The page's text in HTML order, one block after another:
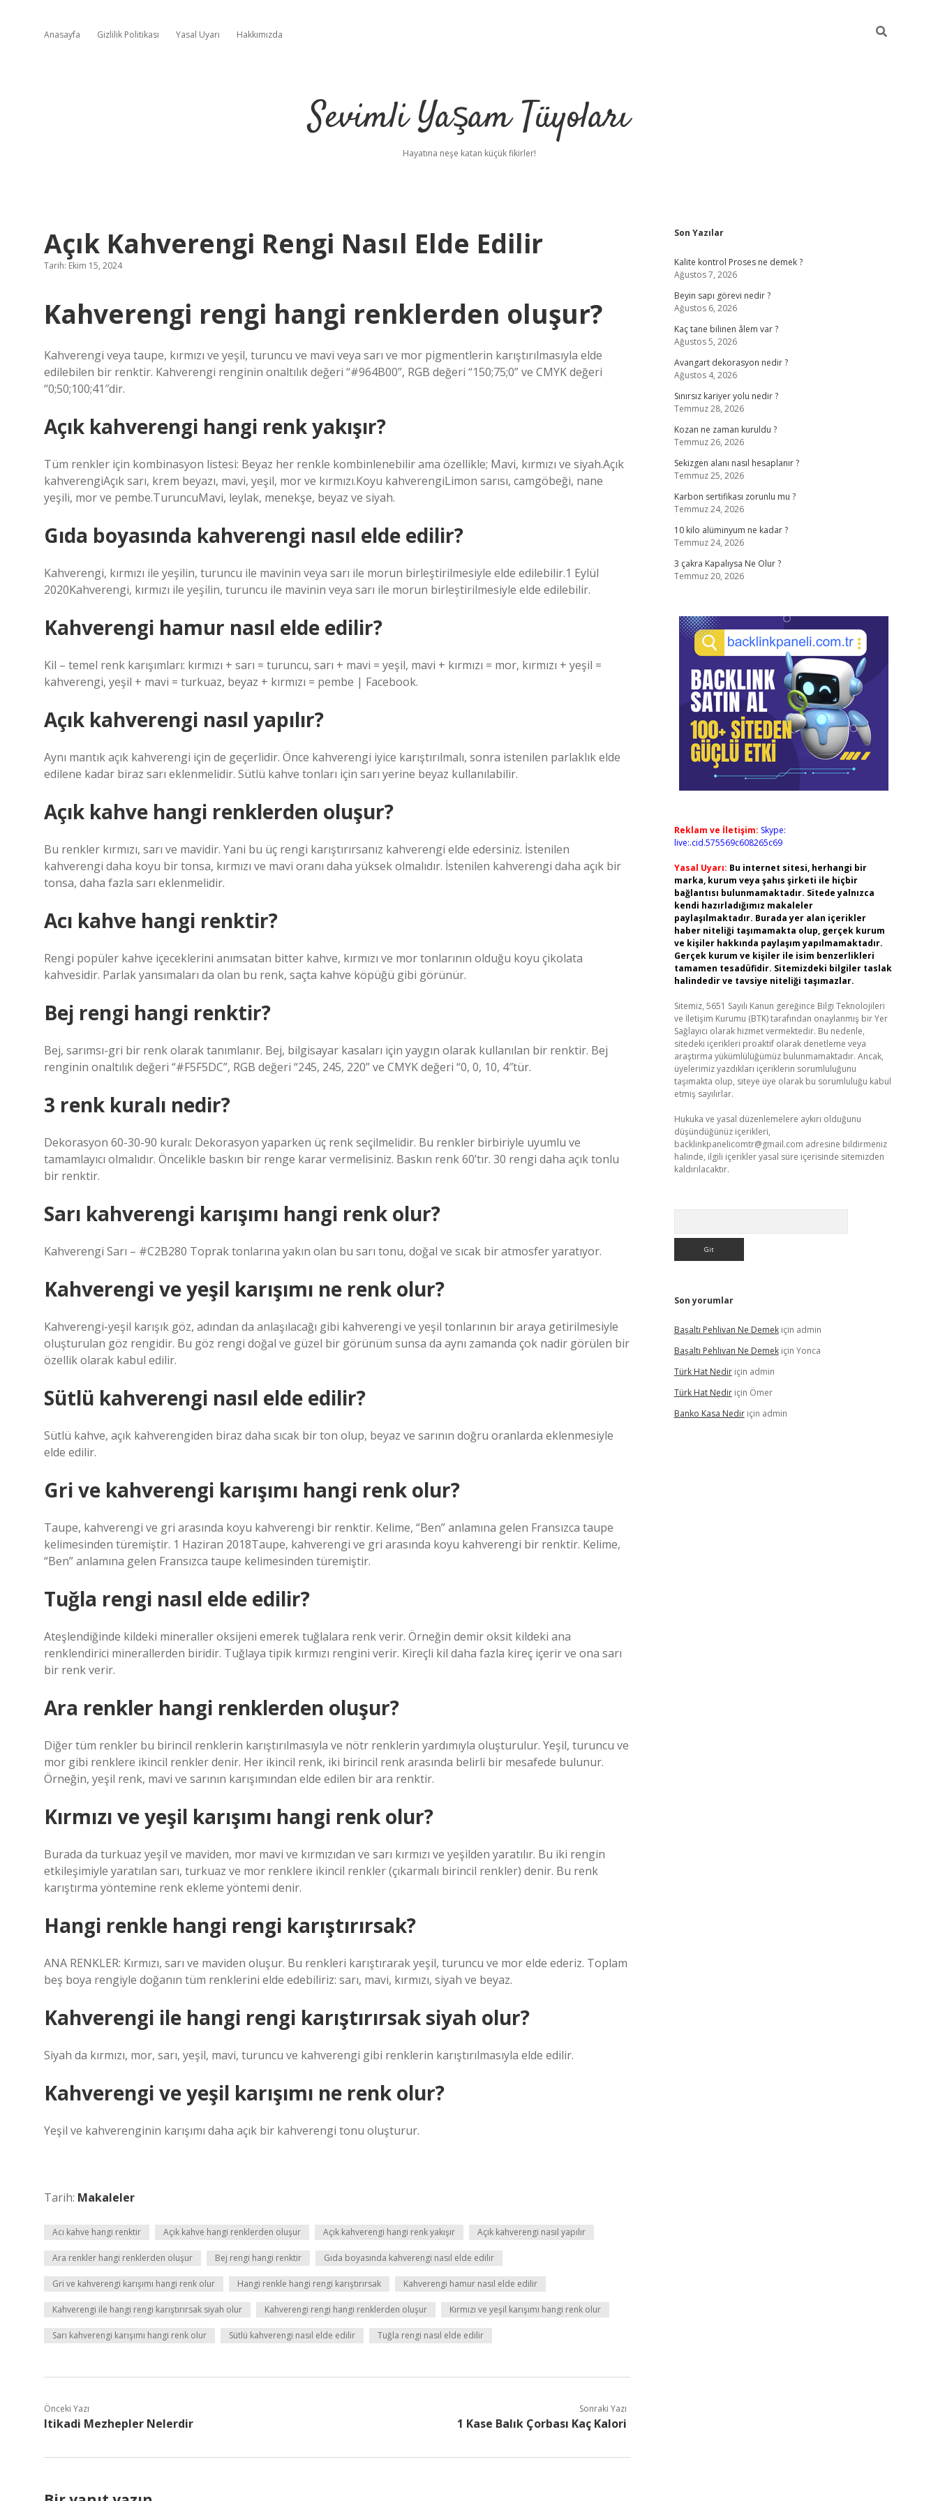
Anasayfa Gizlilik Politikası Yasal Uyarı Hakkımızda
Sevimli Yaşam Tüyoları
Hayatına neşe katan küçük fikirler!
Açık Kahverengi Rengi Nasıl Elde Edilir
Tarih: Ekim 15, 2024
Kahverengi rengi hangi renklerden oluşur?
Kahverengi veya taupe, kırmızı ve yeşil, turuncu ve mavi veya sarı ve mor pigmentlerin karıştırılmasıyla elde
edilebilen bir renktir. Kahverengi renginin onaltılık değeri “#964B00”, RGB değeri “150;75;0” ve CMYK değeri
“0;50;100;41″dir.
Açık kahverengi hangi renk yakışır?
Tüm renkler için kombinasyon listesi: Beyaz her renkle kombinlenebilir ama özellikle; Mavi, kırmızı ve siyah.Açık
kahverengiAçık sarı, krem ​​beyazı, mavi, yeşil, mor ve kırmızı.Koyu kahverengiLimon sarısı, camgöbeği, nane
yeşili, mor ve pembe.TuruncuMavi, leylak, menekşe, beyaz ve siyah.
Gıda boyasında kahverengi nasıl elde edilir?
Kahverengi, kırmızı ile yeşilin, turuncu ile mavinin veya sarı ile morun birleştirilmesiyle elde edilebilir.1 Eylül
2020Kahverengi, kırmızı ile yeşilin, turuncu ile mavinin veya sarı ile morun birleştirilmesiyle elde edilebilir.
Kahverengi hamur nasıl elde edilir?
Kil – temel renk karışımları: kırmızı + sarı = turuncu, sarı + mavi = yeşil, mavi + kırmızı = mor, kırmızı + yeşil =
kahverengi, yeşil + mavi = turkuaz, beyaz + kırmızı = pembe | Facebook.
Açık kahverengi nasıl yapılır?
Aynı mantık açık kahverengi için de geçerlidir. Önce kahverengi iyice karıştırılmalı, sonra istenilen parlaklık elde
edilene kadar biraz sarı eklenmelidir. Sütlü kahve tonları için sarı yerine beyaz kullanılabilir.
Açık kahve hangi renklerden oluşur?
Bu renkler kırmızı, sarı ve mavidir. Yani bu üç rengi karıştırırsanız kahverengi elde edersiniz. İstenilen
kahverengi daha koyu bir tonsa, kırmızı ve mavi oranı daha yüksek olmalıdır. İstenilen kahverengi daha açık bir
tonsa, daha fazla sarı eklenmelidir.
Acı kahve hangi renktir?
Rengi popüler kahve içeceklerini anımsatan bitter kahve, kırmızı ve mor tonlarının olduğu koyu çikolata
kahvesidir. Parlak yansımaları da olan bu renk, saçta kahve köpüğü gibi görünür.
Bej rengi hangi renktir?
Bej, sarımsı-gri bir renk olarak tanımlanır. Bej, bilgisayar kasaları için yaygın olarak kullanılan bir renktir. Bej
renginin onaltılık değeri “#F5F5DC”, RGB değeri “245, 245, 220” ve CMYK değeri “0, 0, 10, 4″tür.
3 renk kuralı nedir?
Dekorasyon 60-30-90 kuralı: Dekorasyon yaparken üç renk seçilmelidir. Bu renkler birbiriyle uyumlu ve
tamamlayıcı olmalıdır. Öncelikle baskın bir renge karar vermelisiniz. Baskın renk 60’tır. 30 rengi daha açık tonlu
bir renktir.
Sarı kahverengi karışımı hangi renk olur?
Kahverengi Sarı – #C2B280 Toprak tonlarına yakın olan bu sarı tonu, doğal ve sıcak bir atmosfer yaratıyor.
Kahverengi ve yeşil karışımı ne renk olur?
Kahverengi-yeşil karışık göz, adından da anlaşılacağı gibi kahverengi ve yeşil tonlarının bir araya getirilmesiyle
oluşturulan göz rengidir. Bu göz rengi doğal ve güzel bir görünüm sunsa da aynı zamanda çok nadir görülen bir
özellik olarak kabul edilir.
Sütlü kahverengi nasıl elde edilir?
Sütlü kahve, açık kahverengiden biraz daha sıcak bir ton olup, beyaz ve sarının doğru oranlarda eklenmesiyle
elde edilir.
Gri ve kahverengi karışımı hangi renk olur?
Taupe, kahverengi ve gri arasında koyu kahverengi bir renktir. Kelime, “Ben” anlamına gelen Fransızca taupe
kelimesinden türemiştir. 1 Haziran 2018Taupe, kahverengi ve gri arasında koyu kahverengi bir renktir. Kelime,
“Ben” anlamına gelen Fransızca taupe kelimesinden türemiştir.
Tuğla rengi nasıl elde edilir?
Ateşlendiğinde kildeki mineraller oksijeni emerek tuğlalara renk verir. Örneğin demir oksit kildeki ana
renklendirici minerallerden biridir. Tuğlaya tipik kırmızı rengini verir. Kireçli kil daha fazla kireç içerir ve ona sarı
bir renk verir.
Ara renkler hangi renklerden oluşur?
Diğer tüm renkler bu birincil renklerin karıştırılmasıyla ve nötr renklerin yardımıyla oluşturulur. Yeşil, turuncu ve
mor gibi renklere ikincil renkler denir. Her ikincil renk, iki birincil renk arasında belirli bir mesafede bulunur.
Örneğin, yeşil renk, mavi ve sarının karışımından elde edilen bir ara renktir.
Kırmızı ve yeşil karışımı hangi renk olur?
Burada da turkuaz yeşil ve maviden, mor mavi ve kırmızıdan ve sarı kırmızı ve yeşilden yaratılır. Bu iki rengin
etkileşimiyle yaratılan sarı, turkuaz ve mor renklere ikincil renkler (çıkarmalı birincil renkler) denir. Bu renk
karıştırma yöntemine renk ekleme yöntemi denir.
Hangi renkle hangi rengi karıştırırsak?
ANA RENKLER: Kırmızı, sarı ve maviden oluşur. Bu renkleri karıştırarak yeşil, turuncu ve mor elde ederiz. Toplam
beş boya rengiyle doğanın tüm renklerini elde edebiliriz: sarı, mavi, kırmızı, siyah ve beyaz.
Kahverengi ile hangi rengi karıştırırsak siyah olur?
Siyah da kırmızı, mor, sarı, yeşil, mavi, turuncu ve kahverengi gibi renklerin karıştırılmasıyla elde edilir.
Kahverengi ve yeşil karışımı ne renk olur?
Yeşil ve kahverenginin karışımı daha açık bir kahverengi tonu oluşturur.
Tarih: Makaleler
Acı kahve hangi renktir Açık kahve hangi renklerden oluşur Açık kahverengi hangi renk yakışır Açık kahverengi nasıl yapılır
Ara renkler hangi renklerden oluşur Bej rengi hangi renktir Gıda boyasında kahverengi nasıl elde edilir
Gri ve kahverengi karışımı hangi renk olur Hangi renkle hangi rengi karıştırırsak Kahverengi hamur nasıl elde edilir
Kahverengi ile hangi rengi karıştırırsak siyah olur Kahverengi rengi hangi renklerden oluşur Kırmızı ve yeşil karışımı hangi renk olur
Sarı kahverengi karışımı hangi renk olur Sütlü kahverengi nasıl elde edilir Tuğla rengi nasıl elde edilir
Önceki Yazı
Itikadi Mezhepler Nelerdir
Sonraki Yazı
1 Kase Balık Çorbası Kaç Kalori
Sidebar
Son Yazılar
Kalite kontrol Proses ne demek ?
Ağustos 7, 2026
Beyin sapı görevi nedir ?
Ağustos 6, 2026
Kaç tane bilinen âlem var ?
Ağustos 5, 2026
Avangart dekorasyon nedir ?
Ağustos 4, 2026
Sınırsız kariyer yolu nedir ?
Temmuz 28, 2026
Kozan ne zaman kuruldu ?
Temmuz 26, 2026
Sekizgen alanı nasıl hesaplanır ?
Temmuz 25, 2026
Karbon sertifikası zorunlu mu ?
Temmuz 24, 2026
10 kilo alüminyum ne kadar ?
Temmuz 24, 2026
3 çakra Kapalıysa Ne Olur ?
Temmuz 20, 2026
Reklam ve İletişim: Skype:
live:.cid.575569c608265c69
Yasal Uyarı: Bu internet sitesi, herhangi bir
marka, kurum veya şahıs şirketi ile hiçbir
bağlantısı bulunmamaktadır. Sitede yalnızca
kendi hazırladığımız makaleler
paylaşılmaktadır. Burada yer alan içerikler
haber niteliği taşımamakta olup, gerçek kurum
ve kişiler hakkında paylaşım yapılmamaktadır.
Gerçek kurum ve kişiler ile isim benzerlikleri
tamamen tesadüfidir. Sitemizdeki bilgiler taslak
halindedir ve tavsiye niteliği taşımazlar.
Sitemiz, 5651 Sayılı Kanun gereğince Bilgi Teknolojileri
ve İletişim Kurumu (BTK) tarafından onaylanmış bir Yer
Sağlayıcı olarak hizmet vermektedir. Bu nedenle,
sitedeki içerikleri proaktif olarak denetleme veya
araştırma yükümlülüğümüz bulunmamaktadır. Ancak,
üyelerimiz yazdıkları içeriklerin sorumluluğunu
taşımakta olup, siteye üye olarak bu sorumluluğu kabul
etmiş sayılırlar.
Hukuka ve yasal düzenlemelere aykırı olduğunu
düşündüğünüz içerikleri,
backlinkpanelicomtr@gmail.com adresine bildirmeniz
halinde, ilgili içerikler yasal süre içerisinde sitemizden
kaldırılacaktır.
Son yorumlar
Başaltı Pehlivan Ne Demekiçin admin
Başaltı Pehlivan Ne Demekiçin Yonca
Türk Hat Nediriçin admin
Türk Hat Nediriçin Ömer
Banko Kasa Nediriçin admin